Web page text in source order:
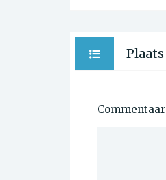
Commentaar